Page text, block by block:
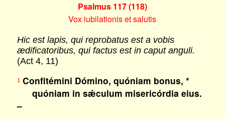
Psalmus 117 (118)
Vox iubilationis et salutis
Hic est lapis, qui reprobatus est a vobis
ædificatoribus, qui factus est in caput anguli.
(Act 4, 11)
1Confitémini Dómino, quóniam bonus, *
quóniam in sǽculum misericórdia eius.
–